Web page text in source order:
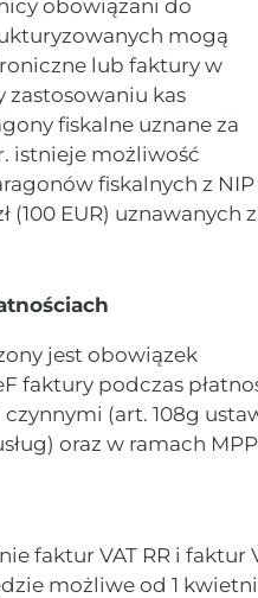
obowiązani do
mogą
lub faktury w
kas
fiskalne uznane za
istnieje możliwość
fiskalnych z NIP
(100 EUR) uznawanych
jest obowiązek
faktury podczas
(art. 108g
oraz w ramach
faktur VAT RR i faktur
możliwe od 1